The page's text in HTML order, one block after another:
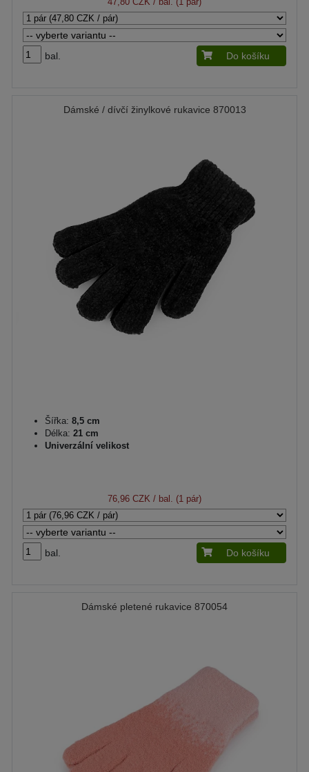
bal. Do košíku
Dámské / dívčí žinylkové rukavice 870013
Šířka: 8,5 cm
Délka: 21 cm
Univerzální velikost
76,96 CZK / bal. (1 pár)
bal. Do košíku
Dámské pletené rukavice 870054